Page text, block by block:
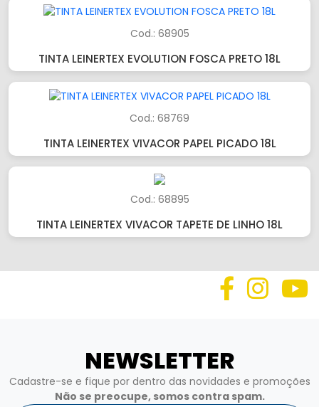
Cod.: 68905
TINTA LEINERTEX EVOLUTION FOSCA PRETO 18L
Cod.: 68769
TINTA LEINERTEX VIVACOR PAPEL PICADO 18L
Cod.: 68895
TINTA LEINERTEX VIVACOR TAPETE DE LINHO 18L
NEWSLETTER
Cadastre-se e fique por dentro das novidades e promoções
Não se preocupe, somos contra spam.